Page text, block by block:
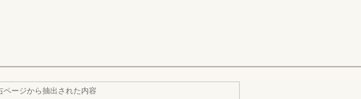
ページから抽出された内容